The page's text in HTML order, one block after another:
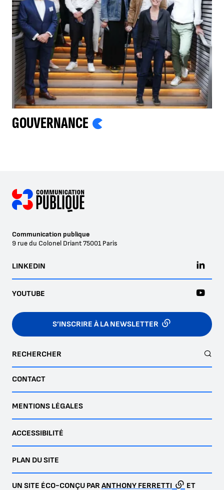
GOUVERNANCE
Communication publique
9 rue du Colonel Driant75001 Paris
S’INSCRIRE À LA NEWSLETTER
LINKEDIN
YOUTUBE
RECHERCHER
CONTACT
MENTIONS LÉGALES
ACCESSIBILITÉ
PLAN DU SITE
UN SITE ÉCO-CONÇU PARANTHONY FERRETTI ET